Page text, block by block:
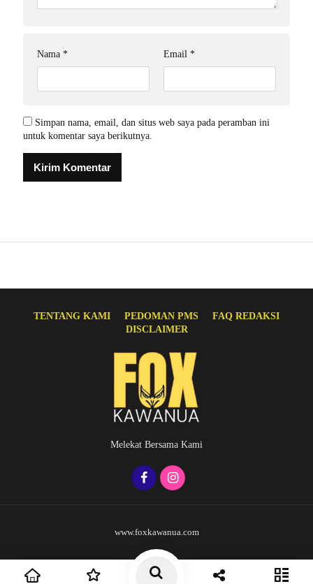
Nama * Email *
Simpan nama, email, dan situs web saya pada peramban ini
untuk komentar saya berikutnya.
TENTANG KAMI PEDOMAN PMS
FAQ REDAKSI
DISCLAIMER
Melekat Bersama Kami
www.foxkawanua.com